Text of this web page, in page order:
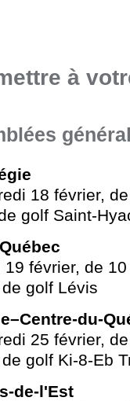
à
18 février,
golf Saint-
février, de
de golf Lévis
du-
25 février,
de golf Ki-8-Eb
de-l'Est